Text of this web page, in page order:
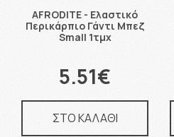
AFRODITE - Ελαστικό
Περικάρπιο Γάντι Μπεζ
Small 1τμχ
5.51€
ΣΤΟ ΚΑΛΑΘΙ